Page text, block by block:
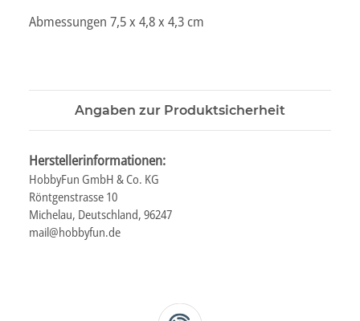
Abmessungen 7,5 x 4,8 x 4,3 cm
Angaben zur Produktsicherheit
Herstellerinformationen:
HobbyFun GmbH & Co. KG
Röntgenstrasse 10
Michelau, Deutschland, 96247
mail@hobbyfun.de